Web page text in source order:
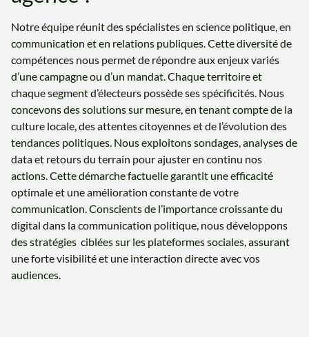
Notre équipe réunit des spécialistes en science politique, en
communication et en relations publiques. Cette diversité de
compétences nous permet de répondre aux enjeux variés
d’une campagne ou d’un mandat. Chaque territoire et
chaque segment d’électeurs possède ses spécificités. Nous
concevons des solutions sur mesure, en tenant compte de la
culture locale, des attentes citoyennes et de l’évolution des
tendances politiques. Nous exploitons sondages, analyses de
data et retours du terrain pour ajuster en continu nos
actions. Cette démarche factuelle garantit une efficacité
optimale et une amélioration constante de votre
communication. Conscients de l’importance croissante du
digital dans la communication politique, nous développons
des stratégies ciblées sur les plateformes sociales, assurant
une forte visibilité et une interaction directe avec vos
audiences.